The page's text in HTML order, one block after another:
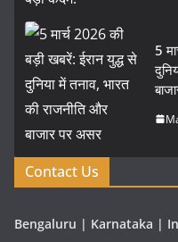
5
Contact Us
Bengaluru | Karnataka |